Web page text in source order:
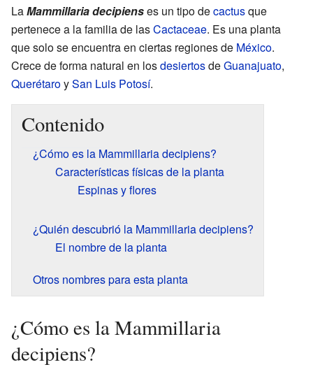
LaMammillaria decipienses un tipo decactusque
pertenece a la familia de lasCactaceae. Es una planta
que solo se encuentra en ciertas regiones de México.
Crece de forma natural en losdesiertosdeGuanajuato,
QuerétaroySan Luis Potosí.
Contenido
¿Cómo es la Mammillaria decipiens?
Características físicas de la planta
Espinas y flores
¿Quién descubrió la Mammillaria decipiens?
El nombre de la planta
Otros nombres para esta planta
¿Cómo es la Mammillaria
decipiens?